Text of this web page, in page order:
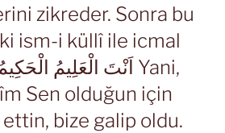
zikreder. Sonra bu
ism-i küllî ile icmal
Sen olduğun için
bize galip oldu.